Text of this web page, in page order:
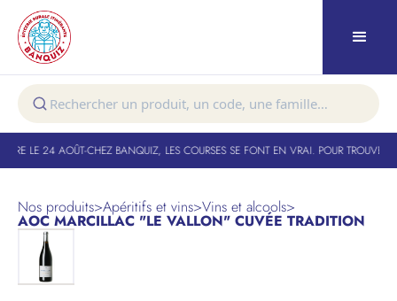
LE 24 AOÛT-CHEZ BANQUIZ, LES COURSES SE FONT EN VRAI. POUR TROUVER
Nos produits>Apéritifs et vins>Vins et alcools>
AOC MARCILLAC "LE VALLON" CUVÉE TRADITION